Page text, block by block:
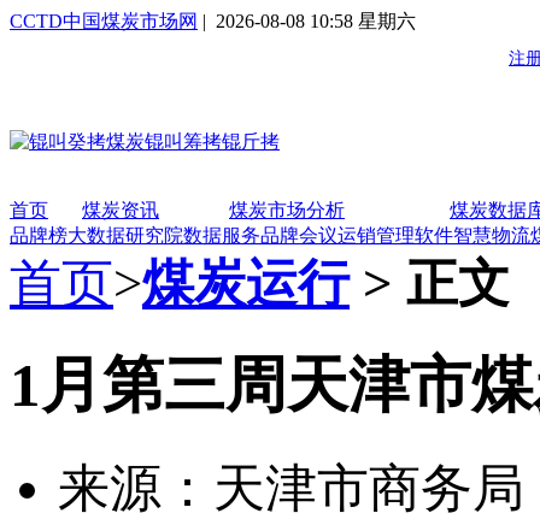
CCTD中国煤炭市场网 | 2026-08-08 10:58 星期六
首页 煤炭资讯 煤炭市场分析
煤炭数据
品牌榜大数据研究院数据服务品牌会议运销管理软件智慧物流
首页>煤炭运行> 正文
1月第三周天津市
来源：天津市商务局